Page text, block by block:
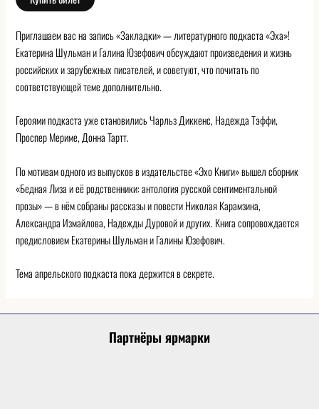
Приглашаем вас на запись «Закладки» — литературного подкаста «Эха»!
Екатерина Шульман и Галина Юзефович обсуждают произведения и жизнь
российских и зарубежных писателей, и советуют, что почитать по
соответствующей теме дополнительно.
Героями подкаста уже становились Чарльз Диккенс, Надежда Тэффи,
Проспер Мериме, Донна Тартт.
По мотивам одного из выпусков в издательстве «Эхо Книги» вышел сборник
«Бедная Лиза и её родственники: антология русской сентиментальной
прозы» — в нём собраны рассказы и повести Николая Карамзина,
Александра Измайлова, Надежды Дуровой и других. Книга сопровождается
предисловием Екатерины Шульман и Галины Юзефович.
Тема апрельского подкаста пока держится в секрете.
Партнёры ярмарки